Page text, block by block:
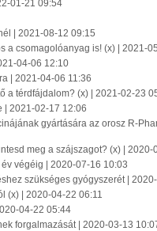
01-21 09:54
| 2021-08-12 09:15
a csomagolóanyag is! (x) | 2021-
04-06 12:10
| 2021-04-06 11:36
a térdfájdalom? (x) | 2021-02-23
| 2021-02-17 12:06
gyártására az orosz R-
meg a szájszagot? (x) | 2020-
végéig | 2020-07-16 10:03
szükséges gyógyszerét |
(x) | 2020-04-22 06:11
04-22 05:44
forgalmazását | 2020-03-13